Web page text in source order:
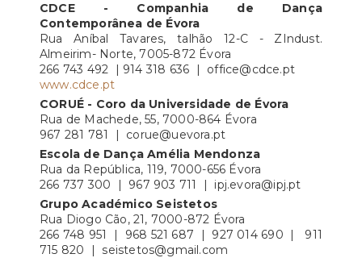
CDCE - Companhia de Dança
Contemporânea de Évora
Rua Aníbal Tavares, talhão 12-C - ZIndust.
Almeirim- Norte, 7005-872 Évora
266 743 492 | 914 318 636 | office@cdce.pt
www.cdce.pt
CORUÉ - Coro da Universidade de Évora
Rua de Machede, 55, 7000-864 Évora
967 281 781 | corue@uevora.pt
Escola de Dança Amélia Mendonza
Rua da República, 119, 7000-656 Évora
266 737 300 | 967 903 711 | ipj.evora@ipj.pt
Grupo Académico Seistetos
Rua Diogo Cão, 21, 7000-872 Évora
266 748 951 | 968 521 687 | 927 014 690 | 911
715 820 | seistetos@gmail.com